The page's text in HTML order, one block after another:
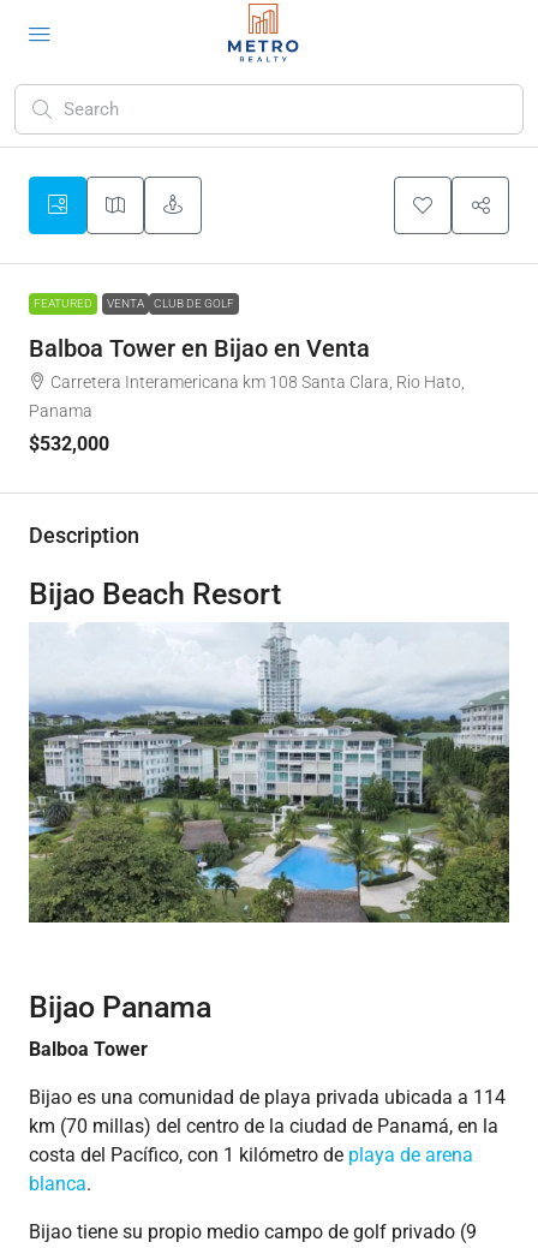
FEATURED VENTA CLUB DE GOLF
Balboa Tower en Bijao en Venta
Carretera Interamericana km 108 Santa Clara, Rio Hato,
Panama
$532,000
Description
Bijao Beach Resort
Bijao Panama
Balboa Tower
Bijao es una comunidad de playa privada ubicada a 114
km (70 millas) del centro de la ciudad de Panamá, en la
costa del Pacífico, con 1 kilómetro de playa de arena
blanca.
Bijao tiene su propio medio campo de golf privado (9